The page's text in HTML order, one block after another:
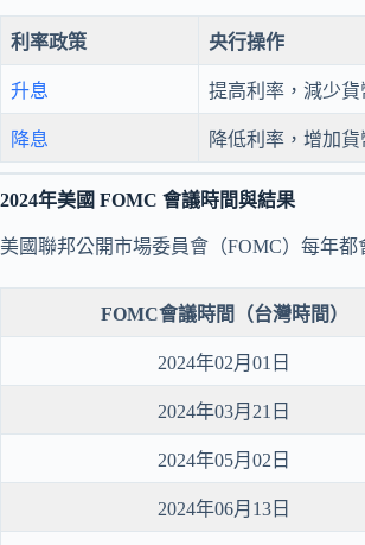
利率政策 央行操作
升息 提高利率，減少貨
降息 降低利率，增加
2024年美國 FOMC 會議時間與結果
美國聯邦公開市場委員會（FOMC）每年
FOMC會議時間（台灣時間）
2024年02月01日
2024年03月21日
2024年05月02日
2024年06月13日